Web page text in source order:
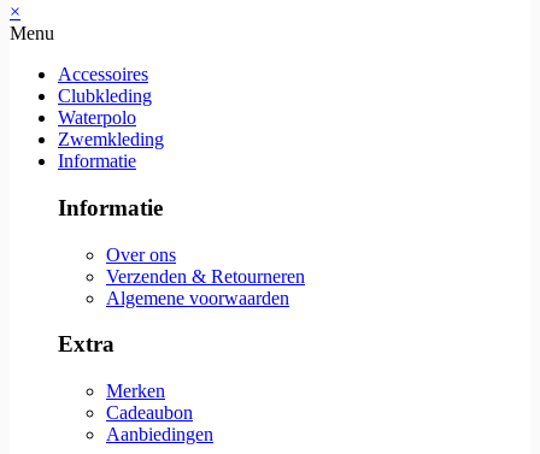
×
Menu
Accessoires
Clubkleding
Waterpolo
Zwemkleding
Informatie
Informatie
Over ons
Verzenden & Retourneren
Algemene voorwaarden
Extra
Merken
Cadeaubon
Aanbiedingen